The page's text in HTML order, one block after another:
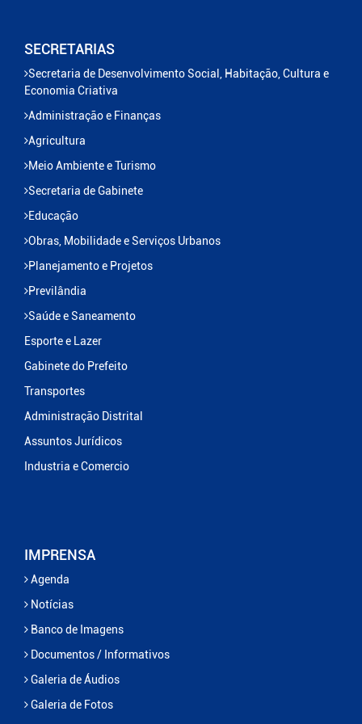
SECRETARIAS
Secretaria de Desenvolvimento Social, Habitação, Cultura e
Economia Criativa
Administração e Finanças
Agricultura
Meio Ambiente e Turismo
Secretaria de Gabinete
Educação
Obras, Mobilidade e Serviços Urbanos
Planejamento e Projetos
Previlândia
Saúde e Saneamento
Esporte e Lazer
Gabinete do Prefeito
Transportes
Administração Distrital
Assuntos Jurídicos
Industria e Comercio
IMPRENSA
Agenda
Notícias
Banco de Imagens
Documentos / Informativos
Galeria de Áudios
Galeria de Fotos